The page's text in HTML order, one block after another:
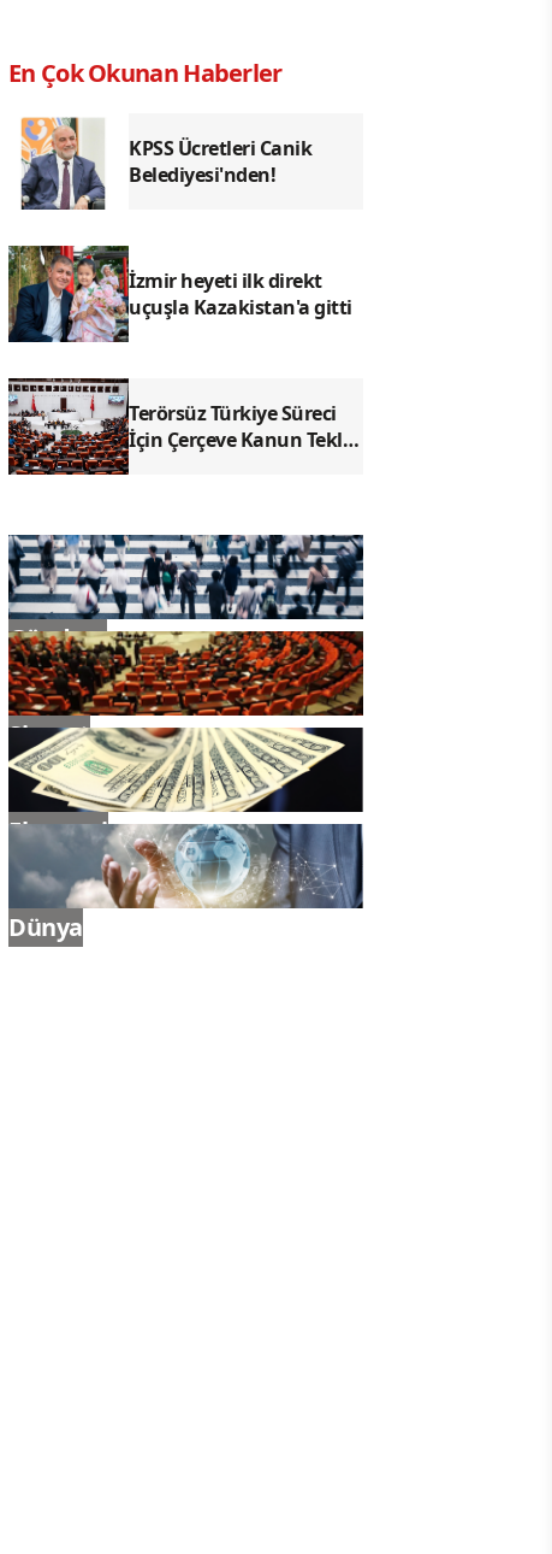
En Çok Okunan Haberler
KPSS Ücretleri Canik
Belediyesi'nden!
İzmir heyeti ilk direkt
uçuşla Kazakistan'a gitti
Terörsüz Türkiye Süreci
İçin Çerçeve Kanun Teklifi
Gündem
Siyaset
Ekonomi
Dünya